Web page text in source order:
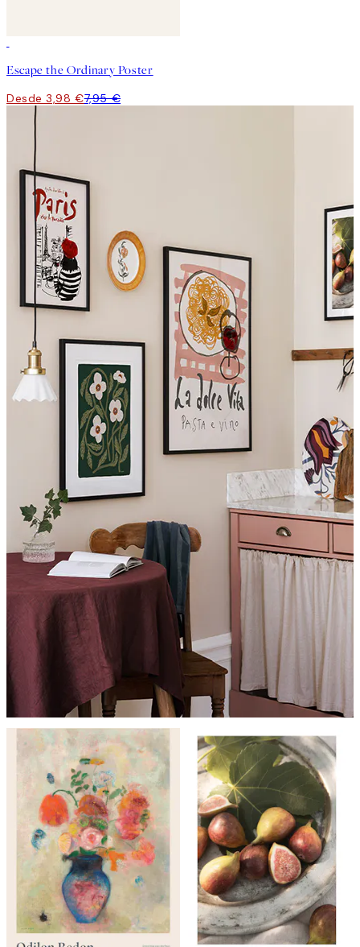
Escape the Ordinary Poster
Desde 3,98 €7,95 €